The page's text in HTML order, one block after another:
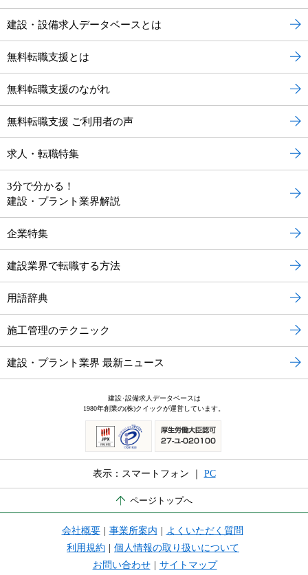
建設・設備求人データベースとは
無料転職支援とは
無料転職支援のながれ
無料転職支援 ご利用者の声
求人・転職特集
3分で分かる！
建設・プラント業界解説
企業特集
建設業界で転職する方法
用語辞典
施工管理のテクニック
建設・プラント業界 最新ニュース
建設･設備求人データベースは
1980年創業の(株)クイックが運営しています。
表示：スマートフォン ｜ PC
ページトップへ
会社概要 事業所案内
よくいただく質問
利用規約
個人情報の取り扱いについて
お問い合わせ
サイトマップ